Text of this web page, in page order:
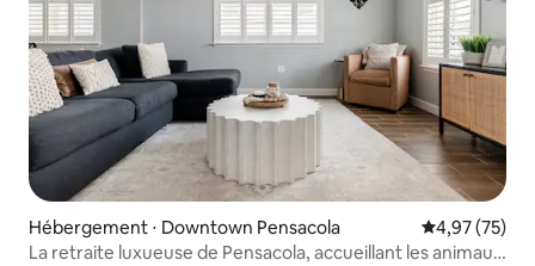
Hébergement ⋅ Downtown Pensacola Évaluation
4,97 (75)
La retraite luxueuse de Pensacola, accueillant les animaux